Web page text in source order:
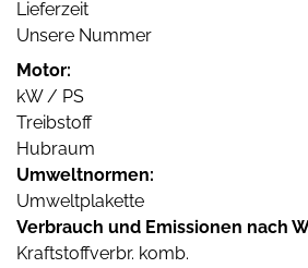
Lieferzeit
Unsere Nummer
Motor:
kW / PS
Treibstoff
Hubraum
Umweltnormen:
Umweltplakette
Verbrauch und Emissionen nach
Kraftstoffverbr. komb.